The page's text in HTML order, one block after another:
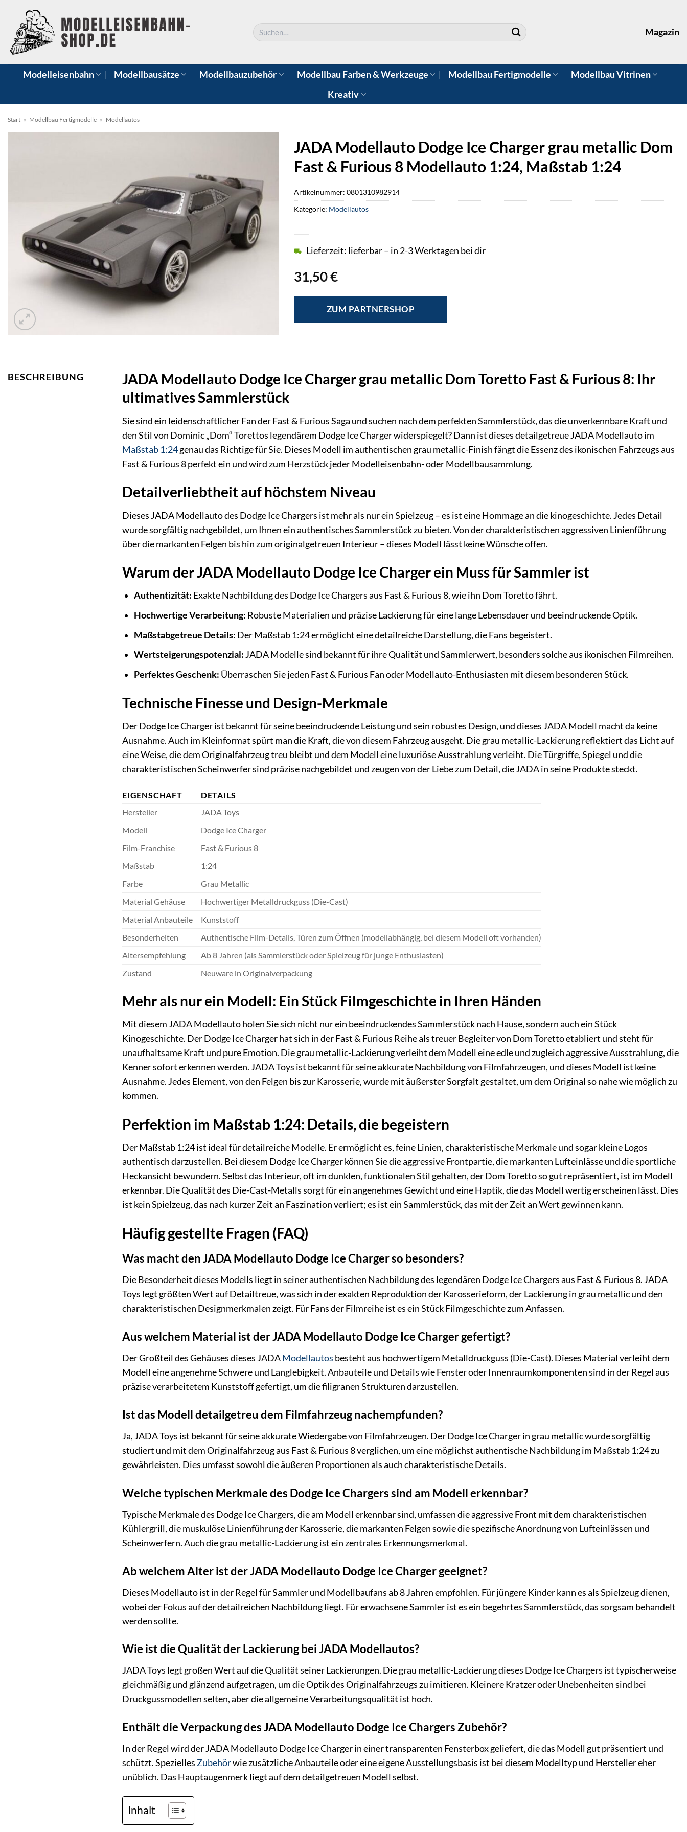
Inhalt
springen
Suchen
nach:
Magazin
Modelleisenbahn Modellbausätze Modellbauzubehör Modellbau Farben & Werkzeuge Modellbau Fertigmodelle
Modellbau Vitrinen
Kreativ
Start » Modellbau Fertigmodelle » Modellautos
JADA Modellauto Dodge Ice Charger grau metallic Dom
Fast & Furious 8 Modellauto 1:24, Maßstab 1:24
31,50€
Lieferzeit: lieferbar – in 2-3 Werktagen bei dir
ZUM PARTNERSHOP
Artikelnummer: 0801310982914
Kategorie: Modellautos
BESCHREIBUNG
JADA Modellauto Dodge Ice Charger grau metallic Dom Toretto Fast & Furious 8: Ihr
ultimatives Sammlerstück
Sie sind ein leidenschaftlicher Fan der Fast & Furious Saga und suchen nach dem perfekten Sammlerstück, das die unverkennbare Kraft und
den Stil von Dominic „Dom“ Torettos legendärem Dodge Ice Charger widerspiegelt? Dann ist dieses detailgetreue JADA Modellauto im
Maßstab 1:24genau das Richtige für Sie. Dieses Modell im authentischen grau metallic-Finish fängt die Essenz des ikonischen Fahrzeugs aus
Fast & Furious 8 perfekt ein und wird zum Herzstück jeder Modelleisenbahn- oder Modellbausammlung.
Detailverliebtheit auf höchstem Niveau
Dieses JADA Modellauto des Dodge Ice Chargers ist mehr als nur ein Spielzeug – es ist eine Hommage an die kinogeschichte. Jedes Detail
wurde sorgfältig nachgebildet, um Ihnen ein authentisches Sammlerstück zu bieten. Von der charakteristischen aggressiven Linienführung
über die markanten Felgen bis hin zum originalgetreuen Interieur – dieses Modell lässt keine Wünsche offen.
Warum der JADA Modellauto Dodge Ice Charger ein Muss für Sammler ist
Authentizität: Exakte Nachbildung des Dodge Ice Chargers aus Fast & Furious 8, wie ihn Dom Toretto fährt.
Hochwertige Verarbeitung: Robuste Materialien und präzise Lackierung für eine lange Lebensdauer und beeindruckende Optik.
Maßstabgetreue Details: Der Maßstab 1:24 ermöglicht eine detailreiche Darstellung, die Fans begeistert.
Wertsteigerungspotenzial: JADA Modelle sind bekannt für ihre Qualität und Sammlerwert, besonders solche aus ikonischen Filmreihen.
Perfektes Geschenk: Überraschen Sie jeden Fast & Furious Fan oder Modellauto-Enthusiasten mit diesem besonderen Stück.
Technische Finesse und Design-Merkmale
Der Dodge Ice Charger ist bekannt für seine beeindruckende Leistung und sein robustes Design, und dieses JADA Modell macht da keine
Ausnahme. Auch im Kleinformat spürt man die Kraft, die von diesem Fahrzeug ausgeht. Die grau metallic-Lackierung reflektiert das Licht auf
eine Weise, die dem Originalfahrzeug treu bleibt und dem Modell eine luxuriöse Ausstrahlung verleiht. Die Türgriffe, Spiegel und die
charakteristischen Scheinwerfer sind präzise nachgebildet und zeugen von der Liebe zum Detail, die JADA in seine Produkte steckt.
EIGENSCHAFT
DETAILS
Hersteller
JADA Toys
Modell
Dodge Ice Charger
Film-Franchise
Fast & Furious 8
Maßstab
1:24
Farbe
Grau Metallic
Material Gehäuse
Hochwertiger Metalldruckguss (Die-Cast)
Material Anbauteile
Kunststoff
Besonderheiten
Authentische Film-Details, Türen zum Öffnen (modellabhängig, bei diesem Modell oft vorhanden)
Altersempfehlung
Ab 8 Jahren (als Sammlerstück oder Spielzeug für junge Enthusiasten)
Zustand
Neuware in Originalverpackung
Mehr als nur ein Modell: Ein Stück Filmgeschichte in Ihren Händen
Mit diesem JADA Modellauto holen Sie sich nicht nur ein beeindruckendes Sammlerstück nach Hause, sondern auch ein Stück
Kinogeschichte. Der Dodge Ice Charger hat sich in der Fast & Furious Reihe als treuer Begleiter von Dom Toretto etabliert und steht für
unaufhaltsame Kraft und pure Emotion. Die grau metallic-Lackierung verleiht dem Modell eine edle und zugleich aggressive Ausstrahlung, die
Kenner sofort erkennen werden. JADA Toys ist bekannt für seine akkurate Nachbildung von Filmfahrzeugen, und dieses Modell ist keine
Ausnahme. Jedes Element, von den Felgen bis zur Karosserie, wurde mit äußerster Sorgfalt gestaltet, um dem Original so nahe wie möglich zu
kommen.
Perfektion im Maßstab 1:24: Details, die begeistern
Der Maßstab 1:24 ist ideal für detailreiche Modelle. Er ermöglicht es, feine Linien, charakteristische Merkmale und sogar kleine Logos
authentisch darzustellen. Bei diesem Dodge Ice Charger können Sie die aggressive Frontpartie, die markanten Lufteinlässe und die sportliche
Heckansicht bewundern. Selbst das Interieur, oft im dunklen, funktionalen Stil gehalten, der Dom Toretto so gut repräsentiert, ist im Modell
erkennbar. Die Qualität des Die-Cast-Metalls sorgt für ein angenehmes Gewicht und eine Haptik, die das Modell wertig erscheinen lässt. Dies
ist kein Spielzeug, das nach kurzer Zeit an Faszination verliert; es ist ein Sammlerstück, das mit der Zeit an Wert gewinnen kann.
Häufig gestellte Fragen (FAQ)
Was macht den JADA Modellauto Dodge Ice Charger so besonders?
Die Besonderheit dieses Modells liegt in seiner authentischen Nachbildung des legendären Dodge Ice Chargers aus Fast & Furious 8. JADA
Toys legt größten Wert auf Detailtreue, was sich in der exakten Reproduktion der Karosserieform, der Lackierung in grau metallic und den
charakteristischen Designmerkmalen zeigt. Für Fans der Filmreihe ist es ein Stück Filmgeschichte zum Anfassen.
Aus welchem Material ist der JADA Modellauto Dodge Ice Charger gefertigt?
Der Großteil des Gehäuses dieses JADAModellautos besteht aus hochwertigem Metalldruckguss (Die-Cast). Dieses Material verleiht dem
Modell eine angenehme Schwere und Langlebigkeit. Anbauteile und Details wie Fenster oder Innenraumkomponenten sind in der Regel aus
präzise verarbeitetem Kunststoff gefertigt, um die filigranen Strukturen darzustellen.
Ist das Modell detailgetreu dem Filmfahrzeug nachempfunden?
Ja, JADA Toys ist bekannt für seine akkurate Wiedergabe von Filmfahrzeugen. Der Dodge Ice Charger in grau metallic wurde sorgfältig
studiert und mit dem Originalfahrzeug aus Fast & Furious 8 verglichen, um eine möglichst authentische Nachbildung im Maßstab 1:24 zu
gewährleisten. Dies umfasst sowohl die äußeren Proportionen als auch charakteristische Details.
Welche typischen Merkmale des Dodge Ice Chargers sind am Modell erkennbar?
Typische Merkmale des Dodge Ice Chargers, die am Modell erkennbar sind, umfassen die aggressive Front mit dem charakteristischen
Kühlergrill, die muskulöse Linienführung der Karosserie, die markanten Felgen sowie die spezifische Anordnung von Lufteinlässen und
Scheinwerfern. Auch die grau metallic-Lackierung ist ein zentrales Erkennungsmerkmal.
Ab welchem Alter ist der JADA Modellauto Dodge Ice Charger geeignet?
Dieses Modellauto ist in der Regel für Sammler und Modellbaufans ab 8 Jahren empfohlen. Für jüngere Kinder kann es als Spielzeug dienen,
wobei der Fokus auf der detailreichen Nachbildung liegt. Für erwachsene Sammler ist es ein begehrtes Sammlerstück, das sorgsam behandelt
werden sollte.
Wie ist die Qualität der Lackierung bei JADA Modellautos?
JADA Toys legt großen Wert auf die Qualität seiner Lackierungen. Die grau metallic-Lackierung dieses Dodge Ice Chargers ist typischerweise
gleichmäßig und glänzend aufgetragen, um die Optik des Originalfahrzeugs zu imitieren. Kleinere Kratzer oder Unebenheiten sind bei
Druckgussmodellen selten, aber die allgemeine Verarbeitungsqualität ist hoch.
Enthält die Verpackung des JADA Modellauto Dodge Ice Chargers Zubehör?
In der Regel wird der JADA Modellauto Dodge Ice Charger in einer transparenten Fensterbox geliefert, die das Modell gut präsentiert und
schützt. SpeziellesZubehörwie zusätzliche Anbauteile oder eine eigene Ausstellungsbasis ist bei diesem Modelltyp und Hersteller eher
unüblich. Das Hauptaugenmerk liegt auf dem detailgetreuen Modell selbst.
Inhalt